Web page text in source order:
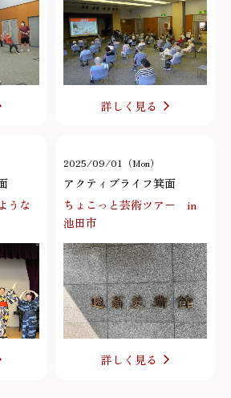
詳しく見る
うな
2025/09/01（Mon）
アクティブライフ箕面
ちょこっと芸術ツアー in
池田市
詳しく見る